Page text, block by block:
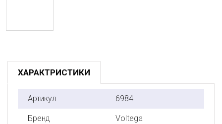
ХАРАКТРИСТИКИ
Артикул 6984
Бренд Voltega